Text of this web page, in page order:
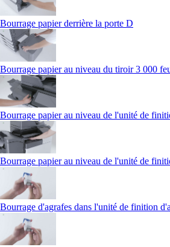
Bourrage papier derrière la porte D
Bourrage papier au niveau du tiroir 3 000
Bourrage papier au niveau de l'unité de
Bourrage papier au niveau de l'unité de
Bourrage d'agrafes dans l'unité de finition